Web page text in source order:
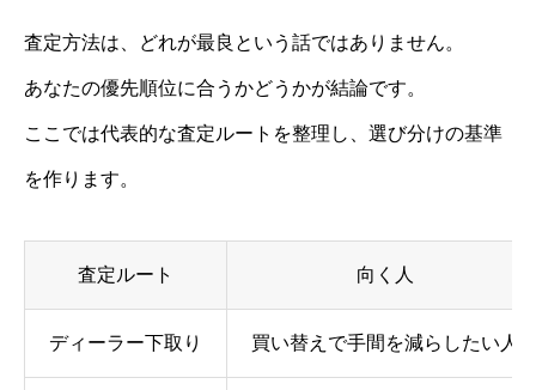
査定方法は、どれが最良という話ではありません。
あなたの優先順位に合うかどうかが結論です。
ここでは代表的な査定ルートを整理し、選び分けの基準
を作ります。
査定ルート 向く人
ディーラー下取り 買い替えで手間を減らしたい人